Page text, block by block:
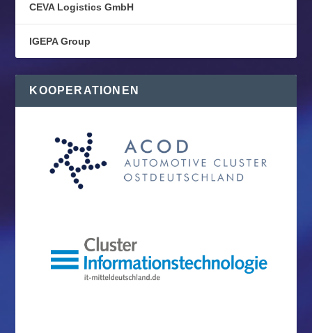
CEVA Logistics GmbH
IGEPA Group
KOOPERATIONEN